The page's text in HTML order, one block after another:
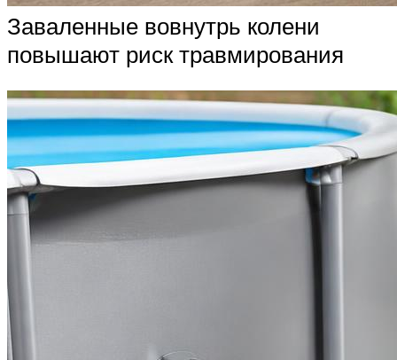
Заваленные вовнутрь колени
повышают риск травмирования